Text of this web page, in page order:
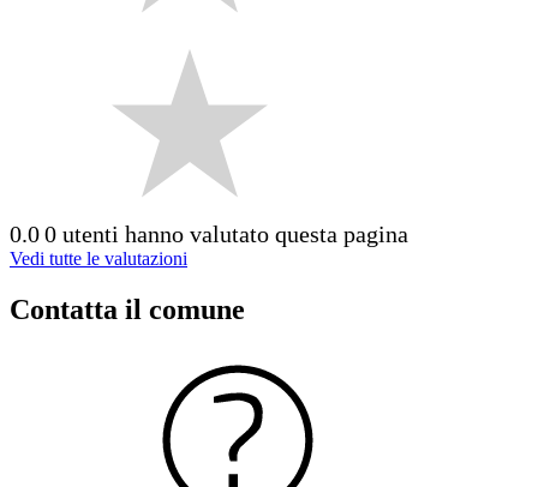
0.00 utenti hanno valutato questa pagina
Vedi tutte le valutazioni
Contatta il comune